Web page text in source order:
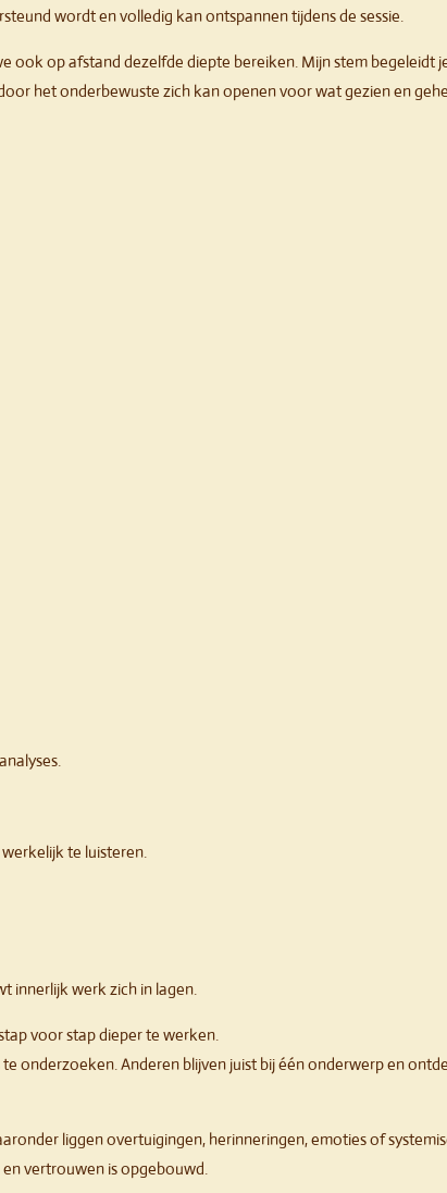
wordt en volledig kan ontspannen tijdens de sessie.
ook op afstand dezelfde diepte bereiken. Mijn stem begeleidt
het onderbewuste zich kan openen voor wat gezien en
te luisteren.
innerlijk werk zich in lagen.
voor stap dieper te werken.
onderzoeken. Anderen blijven juist bij één onderwerp en
liggen overtuigingen, herinneringen, emoties of
vertrouwen is opgebouwd.